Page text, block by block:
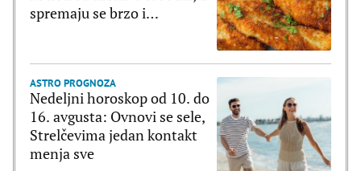
spremaju se brzo i
ASTRO PROGNOZA
Nedeljni horoskop od 10. do
16. avgusta: Ovnovi se sele,
Strelčevima jedan kontakt
menja sve